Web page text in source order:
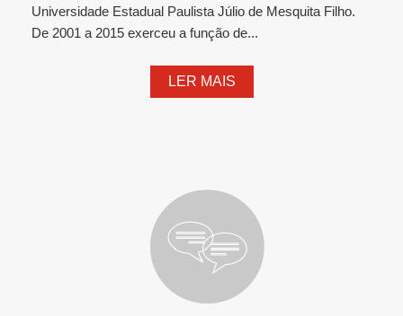
Universidade Estadual Paulista Júlio de Mesquita Filho.
De 2001 a 2015 exerceu a função de...
LER MAIS